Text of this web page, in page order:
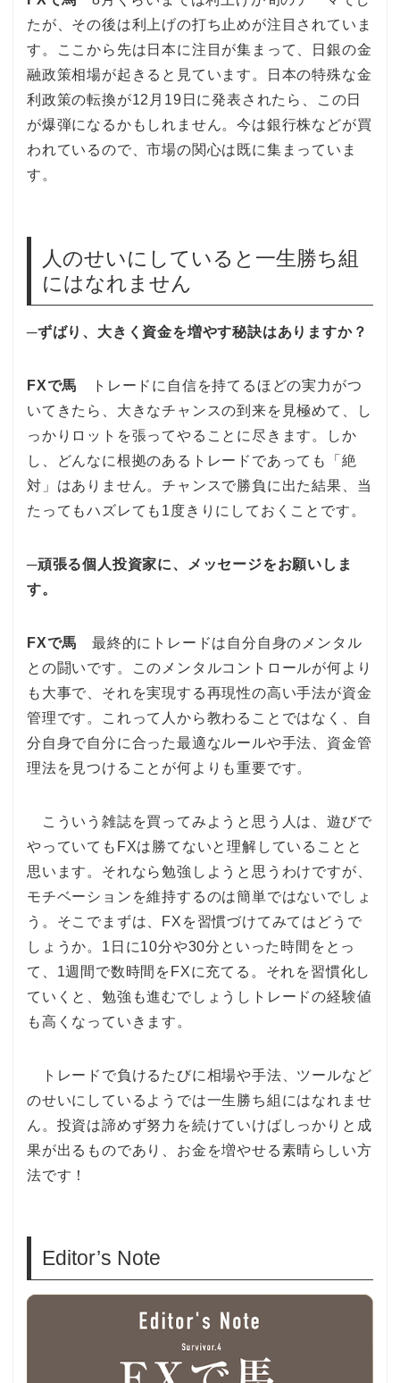
たが、その後は利上げの打ち止めが注目されていま
す。ここから先は日本に注目が集まって、日銀の金
融政策相場が起きると見ています。日本の特殊な金
利政策の転換が12月19日に発表されたら、この日
が爆弾になるかもしれません。今は銀行株などが買
われているので、市場の関心は既に集まっていま
す。
人のせいにしていると一生勝ち組
にはなれません
─ずばり、大きく資金を増やす秘訣はありますか？
FXで馬 トレードに自信を持てるほどの実力がつ
いてきたら、大きなチャンスの到来を見極めて、し
っかりロットを張ってやることに尽きます。しか
し、どんなに根拠のあるトレードであっても「絶
対」はありません。チャンスで勝負に出た結果、当
たってもハズレても1度きりにしておくことです。
─頑張る個人投資家に、メッセージをお願いしま
す。
FXで馬 最終的にトレードは自分自身のメンタル
との闘いです。このメンタルコントロールが何より
も大事で、それを実現する再現性の高い手法が資金
管理です。これって人から教わることではなく、自
分自身で自分に合った最適なルールや手法、資金管
理法を見つけることが何よりも重要です。
こういう雑誌を買ってみようと思う人は、遊びで
やっていてもFXは勝てないと理解していることと
思います。それなら勉強しようと思うわけですが、
モチベーションを維持するのは簡単ではないでしょ
う。そこでまずは、FXを習慣づけてみてはどうで
しょうか。1日に10分や30分といった時間をとっ
て、1週間で数時間をFXに充てる。それを習慣化し
ていくと、勉強も進むでしょうしトレードの経験値
も高くなっていきます。
トレードで負けるたびに相場や手法、ツールなど
のせいにしているようでは一生勝ち組にはなれませ
ん。投資は諦めず努力を続けていけばしっかりと成
果が出るものであり、お金を増やせる素晴らしい方
法です！
Editor’s Note